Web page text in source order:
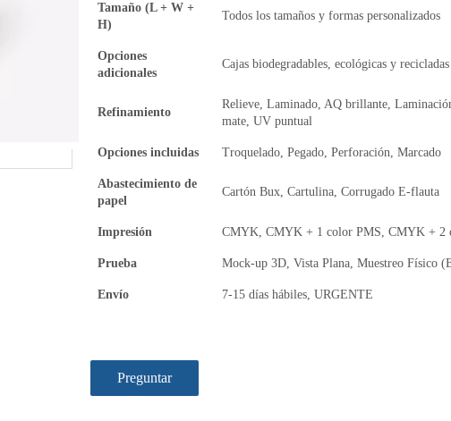
Tamaño (L + W +
H)
Todos los tamaños y formas personalizados
Opciones
adicionales
Cajas biodegradables, ecológicas y recicladas
Refinamiento
Relieve, Laminado, AQ brillante,
mate, UV puntual
Opciones incluidas Troquelado, Pegado, Perforación, Marcado
Abastecimiento de
papel
Cartón Bux, Cartulina, Corrugado E-flauta
Impresión CMYK, CMYK + 1 color PMS, CMYK + 2
Prueba Mock-up 3D, Vista Plana, Muestreo Físico
Envío 7-15 días hábiles, URGENTE
Preguntar